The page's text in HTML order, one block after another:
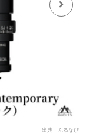
出典：ふるなび